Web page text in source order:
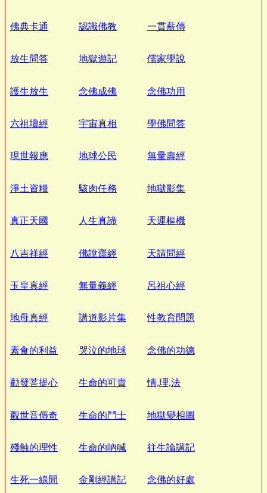
佛典卡通 認識佛教 一貫薪傳
放生問答 地獄遊記 儒家學說
護生放生 念佛成佛 念佛功用
六祖壇經 宇宙真相 學佛問答
現世報應 地球公民 無量壽經
淨土資糧 駭肉任務 地獄影集
真正天國 人生真諦 天運樞機
八吉祥經 佛說齋經 天請問經
玉皇真經 無量義經 呂祖心經
地母真經 講道影片集 性教育問題
素食的利益 哭泣的地球 念佛的功德
勸發菩提心 生命的可貴 情,理,法
觀世音傳奇 生命的鬥士 地獄變相圖
殘蝕的理性 生命的吶喊 往生論講記
生死一線間 金剛經講記 念佛的好處